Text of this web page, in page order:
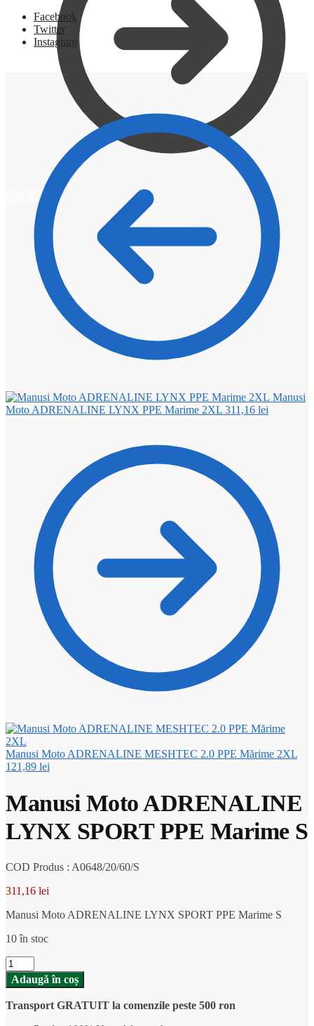
0
Facebook
Twitter
Instagram
Manusi
Moto ADRENALINE LYNX PPE Marime 2XL 311,16 lei
Manusi Moto ADRENALINE MESHTEC 2.0 PPE Mărime 2XL
121,89 lei
Manusi Moto ADRENALINE
LYNX SPORT PPE Marime S
COD Produs : A0648/20/60/S
311,16 lei
Manusi Moto ADRENALINE LYNX SPORT PPE Marime S
10 în stoc
Cantitate
Manusi
Moto
ADRENALINE
LYNX
Adaugă în coș
Transport GRATUIT la comenzile peste 500 ron